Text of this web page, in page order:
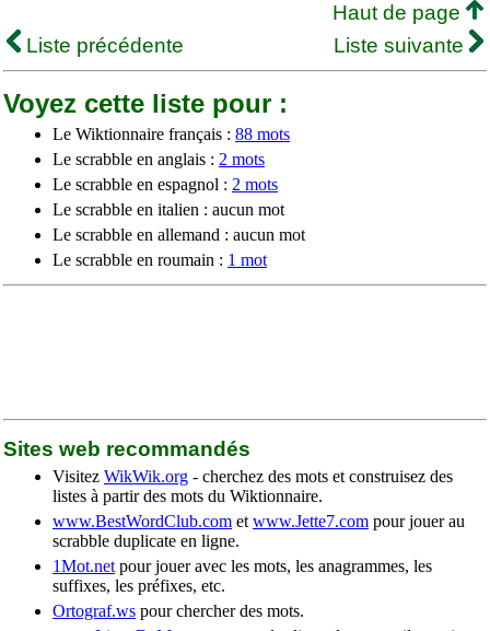
Haut de page
Liste précédente
Liste suivante
Voyez cette liste pour :
Le Wiktionnaire français : 88 mots
Le scrabble en anglais : 2 mots
Le scrabble en espagnol : 2 mots
Le scrabble en italien : aucun mot
Le scrabble en allemand : aucun mot
Le scrabble en roumain : 1 mot
Sites web recommandés
Visitez WikWik.org - cherchez des mots et construisez des
listes à partir des mots du Wiktionnaire.
www.BestWordClub.com et www.Jette7.com pour jouer au
scrabble duplicate en ligne.
1Mot.net pour jouer avec les mots, les anagrammes, les
suffixes, les préfixes, etc.
Ortograf.ws pour chercher des mots.